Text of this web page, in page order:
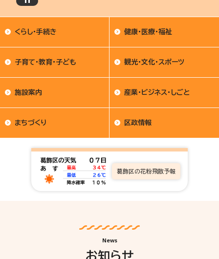
くらし・手続き 健康・医療・福祉
子育て・教育・子ども 観光・文化・スポーツ
施設案内 産業・ビジネス・しごと
まちづくり 区政情報
葛飾区の花粉飛散予報
News
お知らせ